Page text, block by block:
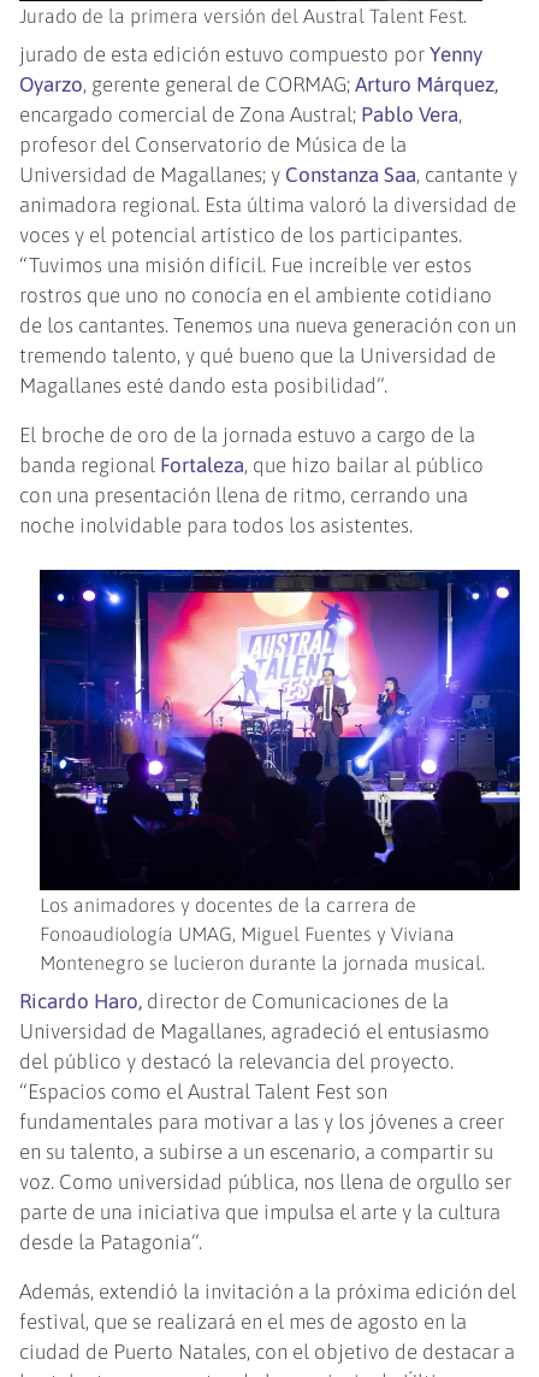
Jurado de la primera versión del Austral Talent Fest.
jurado de esta edición estuvo compuesto porYenny
Oyarzo, gerente general de CORMAG;Arturo Márquez,
encargado comercial de Zona Austral; Pablo Vera,
profesor del Conservatorio de Música de la
Universidad de Magallanes; y Constanza Saa, cantante y
animadora regional. Esta última valoró la diversidad de
voces y el potencial artístico de los participantes.
“Tuvimos una misión difícil. Fue increíble ver estos
rostros que uno no conocía en el ambiente cotidiano
de los cantantes. Tenemos una nueva generación con un
tremendo talento, y qué bueno que la Universidad de
Magallanes esté dando esta posibilidad”.
El broche de oro de la jornada estuvo a cargo de la
banda regional Fortaleza, que hizo bailar al público
con una presentación llena de ritmo, cerrando una
noche inolvidable para todos los asistentes.
Los animadores y docentes de la carrera de
Fonoaudiología UMAG, Miguel Fuentes y Viviana
Montenegro se lucieron durante la jornada musical.
Ricardo Haro, director de Comunicaciones de la
Universidad de Magallanes, agradeció el entusiasmo
del público y destacó la relevancia del proyecto.
“Espacios como el Austral Talent Fest son
fundamentales para motivar a las y los jóvenes a creer
en su talento, a subirse a un escenario, a compartir su
voz. Como universidad pública, nos llena de orgullo ser
parte de una iniciativa que impulsa el arte y la cultura
desde la Patagonia”.
Además, extendió la invitación a la próxima edición del
festival, que se realizará en el mes de agosto en la
ciudad de Puerto Natales, con el objetivo de destacar a